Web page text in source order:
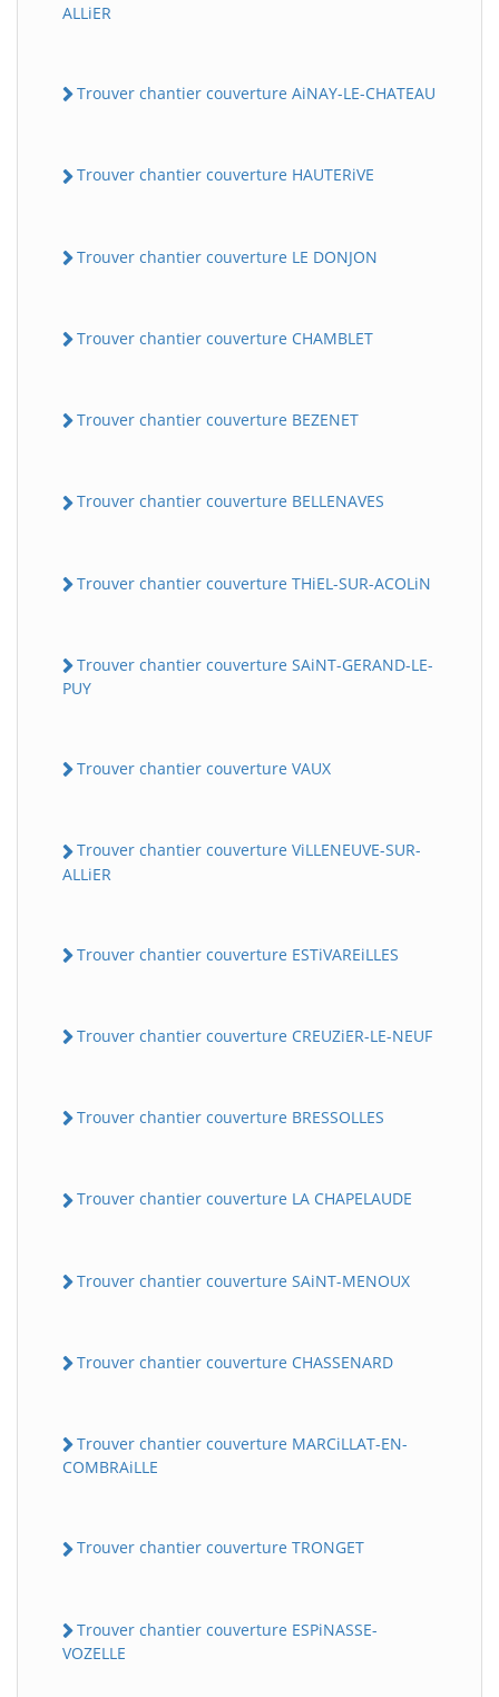
ALLiER
Trouver chantier couverture AiNAY-LE-CHATEAU
Trouver chantier couverture HAUTERiVE
Trouver chantier couverture LE DONJON
Trouver chantier couverture CHAMBLET
Trouver chantier couverture BEZENET
Trouver chantier couverture BELLENAVES
Trouver chantier couverture THiEL-SUR-ACOLiN
Trouver chantier couverture SAiNT-GERAND-LE-
PUY
Trouver chantier couverture VAUX
Trouver chantier couverture ViLLENEUVE-SUR-
ALLiER
Trouver chantier couverture ESTiVAREiLLES
Trouver chantier couverture CREUZiER-LE-NEUF
Trouver chantier couverture BRESSOLLES
Trouver chantier couverture LA CHAPELAUDE
Trouver chantier couverture SAiNT-MENOUX
Trouver chantier couverture CHASSENARD
Trouver chantier couverture MARCiLLAT-EN-
COMBRAiLLE
Trouver chantier couverture TRONGET
Trouver chantier couverture ESPiNASSE-
VOZELLE